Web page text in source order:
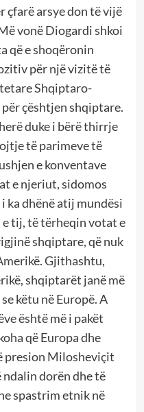
çfarë arsye don të vijë
vonë Diogardi shkoi
që e shoqëronin
për një vizitë të
Shqiptaro-
çështjen shqiptare.
duke i bërë thirrje
të parimeve të
e konventave
e njeriut, sidomos
ka dhënë atij mundësi
tij, të tërheqin votat e
shqiptare, që nuk
Gjithashtu,
shqiptarët janë më
këtu në Europë. A
është më i pakët
që Europa dhe
presion Milosheviçit
ndalin dorën dhe të
spastrim etnik në